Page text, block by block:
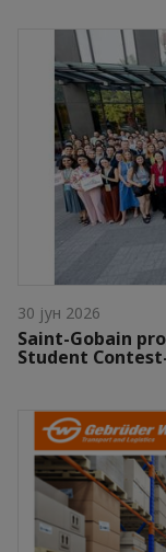
30 јун 2026
Saint-Gobain
Student